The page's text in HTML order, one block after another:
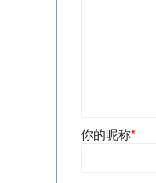
你的昵称*